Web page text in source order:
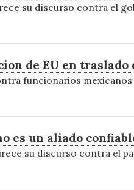
su discurso contra el
de EU en
funcionarios
es un aliado
su discurso contra el